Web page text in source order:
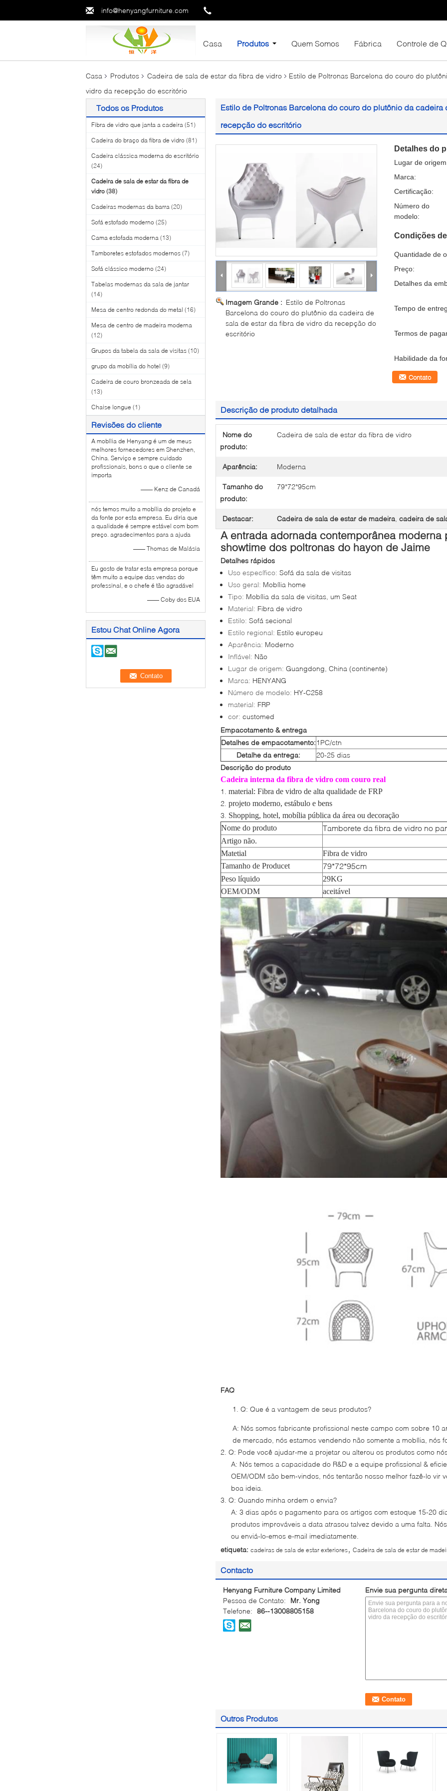
info@henyangfurniture.com
Casa Produtos Quem Somos Fábrica Controle de
Casa Produtos Cadeira de sala de estar da fibra de vidro
Estilo de Poltronas Barcelona do couro do
vidro da recepção do escritório
Todos os Produtos
Fibra de vidro que janta a cadeira (51)
Cadeira do braço da fibra de vidro (81)
Cadeira clássica moderna do escritório
(24)
Cadeira de sala de estar da fibra de
vidro (38)
Cadeiras modernas da barra (20)
Sofá estofado moderno (25)
Cama estofada moderna (13)
Tamboretes estofados modernos (7)
Sofá clássico moderno (24)
Tabelas modernas da sala de jantar
(14)
Mesa de centro redonda do metal (16)
Mesa de centro de madeira moderna
(12)
Grupos da tabela da sala de visitas (10)
grupo da mobília do hotel (9)
Cadeira de couro bronzeada de sela
(13)
Chaise longue (1)
Revisões do cliente
A mobília de Henyang é um de meus
melhores fornecedores em Shenzhen,
China. Serviço e sempre cuidado
profissionais, bons o que o cliente se
importa
—— Kenz de Canadá
nós temos muito a mobília do projeto e
da fonte por esta empresa. Eu diria que
a qualidade é sempre estável com bom
preço. agradecimentos para a ajuda
—— Thomas de Malásia
Eu gosto de tratar esta empresa porque
têm muito a equipe das vendas do
professinal, e o chefe é tão agradável
—— Coby dos EUA
Estou Chat Online Agora
Estilo de Poltronas Barcelona do couro do plutônio da
recepção do escritório
Imagem Grande : Estilo de Poltronas
Barcelona do couro do plutônio da cadeira de
sala de estar da fibra de vidro da recepção do
escritório
Detalhes do
Lugar de
Marca:
Certificação:
Número do
modelo:
Condições
Quantidade de
Preço:
Detalhes da
Tempo de
Termos de
Habilidade da
Contato
Descrição de produto detalhada
Nome do
produto:
Cadeira de sala de estar da fibra de vidro
Aparência: Moderna
Tamanho do
produto:
79*72*95cm
Destacar: Cadeira de sala de estar de madeira cadeira de
A entrada adornada contemporânea moderna
showtime dos poltronas do hayon de Jaime
Detalhes rápidos
Uso específico: Sofá da sala de visitas
Uso geral: Mobília home
Tipo: Mobília da sala de visitas, um Seat
Material: Fibra de vidro
Estilo: Sofá secional
Estilo regional: Estilo europeu
Aparência: Moderno
Inflável: Não
Lugar de origem: Guangdong, China (continente)
Marca: HENYANG
Número de modelo: HY-C258
material: FRP
cor: customed
Empacotamento & entrega
Detalhes de empacotamento:1PC/ctn
Detalhe da entrega:
20-25 dias
Descrição do produto
Cadeira interna da fibra de vidro com couro real
1. material: Fibra de vidro de alta qualidade de FRP
2. projeto moderno, estábulo e bens
3. Shopping, hotel, mobília pública da área ou decoração
Nome do produto
Tamborete da fibra de vidro no
Artigo não.
Matetial
Fibra de vidro
Tamanho de Producet
79*72*95cm
Peso líquido
29KG
OEM/ODM
aceitável
FAQ
Q: Que é a vantagem de seus produtos?
A: Nós somos fabricante profissional neste campo com sobre 10
de mercado, nós estamos vendendo não somente a mobília, nós
2. Q: Pode você ajudar-me a projetar ou alterou os produtos como
A: Nós temos a capacidade do R&D e a equipe profissional &
OEM/ODM são bem-vindos, nós tentarão nosso melhor fazê-lo vir
boa ideia.
3. Q: Quando minha ordem o envia?
A: 3 dias após o pagamento para os artigos com estoque 15-20
produtos improváveis a data atrasou talvez devido a uma falta.
ou enviá-lo-emos e-mail imediatamente.
etiqueta: cadeiras de sala de estar exteriores, Cadeira de sala de estar de
Contacto
Henyang Furniture Company Limited
Pessoa de Contato:
Mr. Yong
Telefone: 86--13008805158
Envie sua pergunta
Outros Produtos